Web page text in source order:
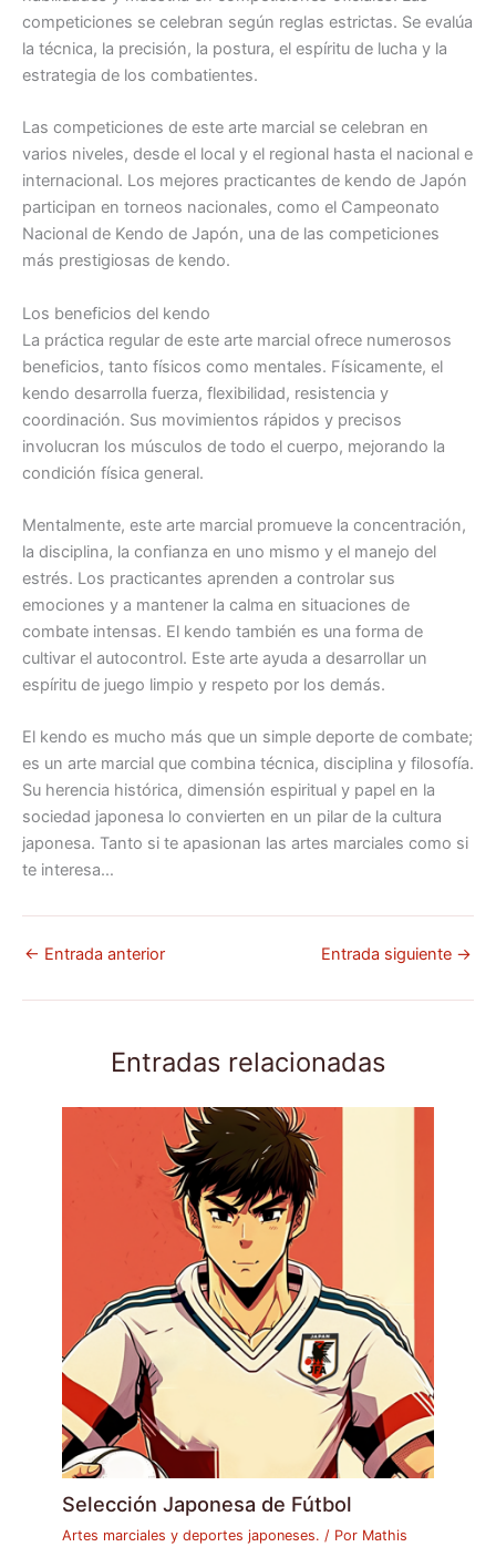
competiciones se celebran según reglas estrictas. Se evalúa
la técnica, la precisión, la postura, el espíritu de lucha y la
estrategia de los combatientes.
Las competiciones de este arte marcial se celebran en
varios niveles, desde el local y el regional hasta el nacional e
internacional. Los mejores practicantes de kendo de Japón
participan en torneos nacionales, como el Campeonato
Nacional de Kendo de Japón, una de las competiciones
más prestigiosas de kendo.
Los beneficios del kendo
La práctica regular de este arte marcial ofrece numerosos
beneficios, tanto físicos como mentales. Físicamente, el
kendo desarrolla fuerza, flexibilidad, resistencia y
coordinación. Sus movimientos rápidos y precisos
involucran los músculos de todo el cuerpo, mejorando la
condición física general.
Mentalmente, este arte marcial promueve la concentración,
la disciplina, la confianza en uno mismo y el manejo del
estrés. Los practicantes aprenden a controlar sus
emociones y a mantener la calma en situaciones de
combate intensas. El kendo también es una forma de
cultivar el autocontrol. Este arte ayuda a desarrollar un
espíritu de juego limpio y respeto por los demás.
El kendo es mucho más que un simple deporte de combate;
es un arte marcial que combina técnica, disciplina y filosofía.
Su herencia histórica, dimensión espiritual y papel en la
sociedad japonesa lo convierten en un pilar de la cultura
japonesa. Tanto si te apasionan las artes marciales como si
te interesa…
← Entrada anterior Entrada siguiente →
Entradas relacionadas
Selección Japonesa de Fútbol
Artes marciales y deportes japoneses. / Por Mathis